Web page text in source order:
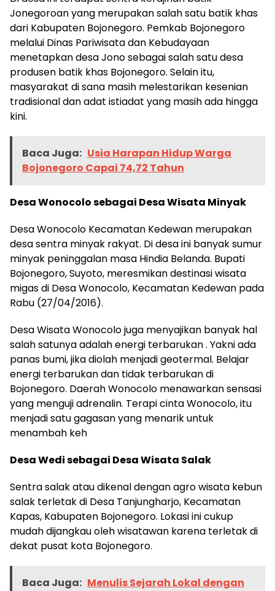
Jonegoroan yang merupakan salah satu batik khas
dari Kabupaten Bojonegoro. Pemkab Bojonegoro
melalui Dinas Pariwisata dan Kebudayaan
menetapkan desa Jono sebagai salah satu desa
produsen batik khas Bojonegoro. Selain itu,
masyarakat di sana masih melestarikan kesenian
tradisional dan adat istiadat yang masih ada hingga
kini.
Baca Juga: Usia Harapan Hidup Warga
Bojonegoro Capai 74,72 Tahun
Desa Wonocolo sebagai Desa Wisata Minyak
Desa Wonocolo Kecamatan Kedewan merupakan
desa sentra minyak rakyat. Di desa ini banyak sumur
minyak peninggalan masa Hindia Belanda. Bupati
Bojonegoro, Suyoto, meresmikan destinasi wisata
migas di Desa Wonocolo, Kecamatan Kedewan pada
Rabu (27/04/2016).
Desa Wisata Wonocolo juga menyajikan banyak hal
salah satunya adalah energi terbarukan . Yakni ada
panas bumi, jika diolah menjadi geotermal. Belajar
energi terbarukan dan tidak terbarukan di
Bojonegoro. Daerah Wonocolo menawarkan sensasi
yang menguji adrenalin. Terapi cinta Wonocolo, itu
menjadi satu gagasan yang menarik untuk
menambah keh
Desa Wedi sebagai Desa Wisata Salak
Sentra salak atau dikenal dengan agro wisata kebun
salak terletak di Desa Tanjungharjo, Kecamatan
Kapas, Kabupaten Bojonegoro. Lokasi ini cukup
mudah dijangkau oleh wisatawan karena terletak di
dekat pusat kota Bojonegoro.
Baca Juga: Menulis Sejarah Lokal dengan